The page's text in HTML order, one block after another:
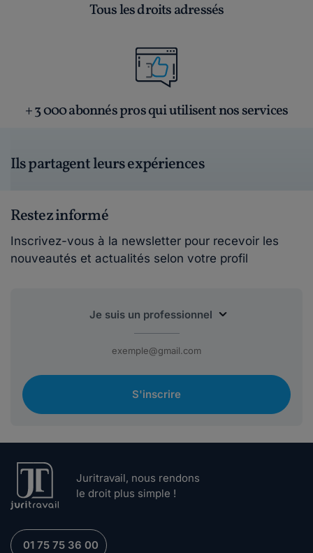
Tous les droits adressés
+ 3 000 abonnés pros qui utilisent nos services
Ils partagent leurs expériences
Restez informé
Inscrivez-vous à la newsletter pour recevoir les
nouveautés et actualités selon votre profil
S'inscrire
Juritravail, nous rendons
le droit plus simple !
01 75 75 36 00